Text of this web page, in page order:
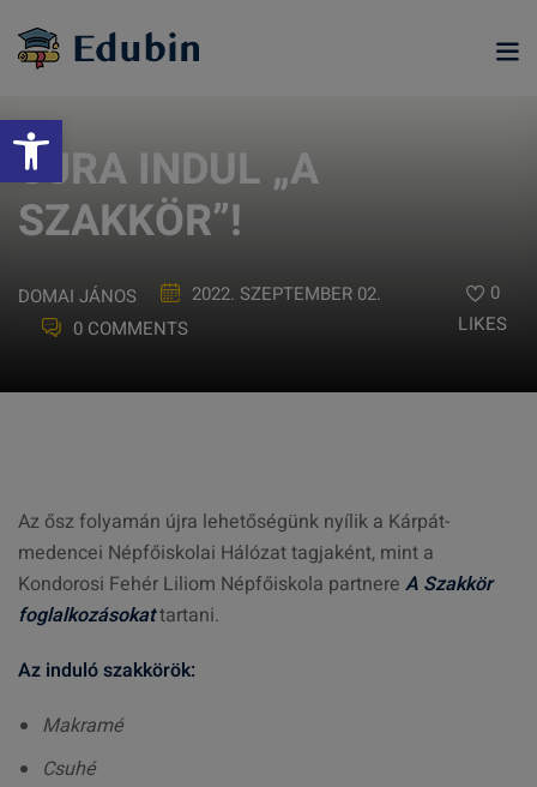
Eszköztár megnyitása
content
ÚJRA INDUL „A
SZAKKÖR”!
DOMAI JÁNOS
2022. SZEPTEMBER 02.
0 COMMENTS
0
LIKES
Az ősz folyamán újra lehetőségünk nyílik a Kárpát-
medencei Népfőiskolai Hálózat tagjaként, mint a
Kondorosi Fehér Liliom Népfőiskola partnere A Szakkör
foglalkozásokattartani.
Az induló szakkörök:
Makramé
Csuhé